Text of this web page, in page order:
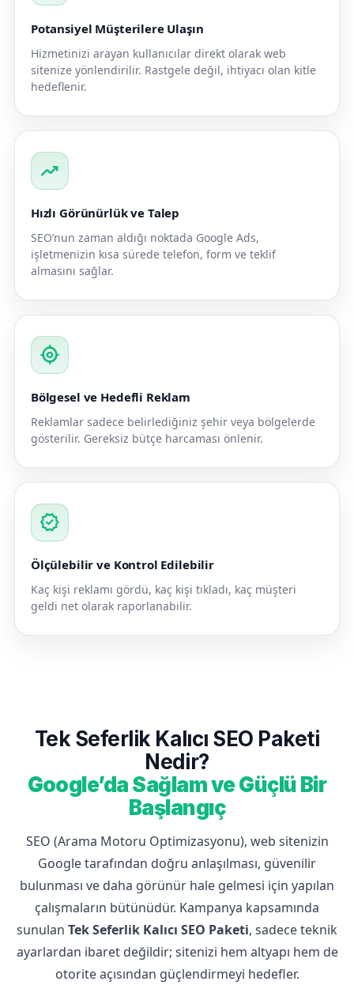
Potansiyel Müşterilere Ulaşın
Hizmetinizi arayan kullanıcılar direkt olarak web
sitenize yönlendirilir. Rastgele değil, ihtiyacı olan kitle
hedeflenir.
trending_up
Hızlı Görünürlük ve Talep
SEO’nun zaman aldığı noktada Google Ads,
işletmenizin kısa sürede telefon, form ve teklif
almasını sağlar.
my_location
Bölgesel ve Hedefli Reklam
Reklamlar sadece belirlediğiniz şehir veya bölgelerde
gösterilir. Gereksiz bütçe harcaması önlenir.
verified
Ölçülebilir ve Kontrol Edilebilir
Kaç kişi reklamı gördü, kaç kişi tıkladı, kaç müşteri
geldi net olarak raporlanabilir.
Tek Seferlik Kalıcı SEO Paketi
Nedir?
Google’da Sağlam ve Güçlü Bir
Başlangıç
SEO (Arama Motoru Optimizasyonu), web sitenizin
Google tarafından doğru anlaşılması, güvenilir
bulunması ve daha görünür hale gelmesi için yapılan
çalışmaların bütünüdür. Kampanya kapsamında
sunulan Tek Seferlik Kalıcı SEO Paketi, sadece teknik
ayarlardan ibaret değildir; sitenizi hem altyapı hem de
otorite açısından güçlendirmeyi hedefler.